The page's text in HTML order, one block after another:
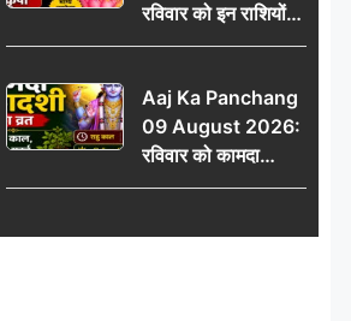
रविवार को इन राशियों
पर बरसेगी मां लक्ष्मी की
योग
Aaj Ka Panchang
09 August 2026:
रविवार को कामदा
एकादशी का व्रत, जानें
और शुभ समय